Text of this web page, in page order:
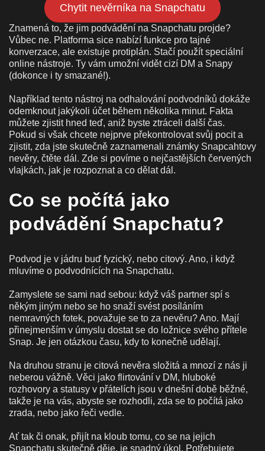
Chytit nevěrníka na Snapchatu
Znamená to, že jim podvádění na Snapchatu projde?
Vůbec ne. Platforma sice nabízí funkce pro tajné
konverzace, ale existuje protiplán. Stačí použít speciální
online nástroje. Ty vám umožní vidět cizí DM a Snapy
(dokonce i ty smazané!).
Například tento nástroj na odhalování podvodníků dokáže
odemknout jakýkoli účet během několika minut. Fakta
můžete zjistit hned teď, aniž byste ztráceli další čas.
Pokud si však chcete nejprve překontrolovat svůj pocit a
zjistit, zda jste skutečně zaznamenali známky Snapcahtovy
nevěry, čtěte dál. Zde si povíme o nejčastějších červených
vlajkách, jak je rozpoznat a co dělat dál.
Co se počítá jako
podvádění Snapchatu?
Podvod je v jádru buď fyzický, nebo citový. Ano, i když
mluvíme o podvodnících na Snapchatu.
Zamyslete se sami nad sebou: když váš partner spí s
někým jiným nebo se ho snaží svést posíláním
nemravných fotek, považuje se to za nevěru? Ano. Mají
přinejmenším v úmyslu dostat se do ložnice svého přítele
Snap. Je jen otázkou času, kdy to konečně udělají.
Na druhou stranu je citová nevěra složitá a mnozí z nás ji
neberou vážně. Věci jako flirtování v DM, hluboké
rozhovory a statusy v přátelích jsou v dnešní době běžné,
takže je na vás, abyste se rozhodli, zda se to počítá jako
zrada, nebo jako řeči vedle.
Ať tak či onak, přijít na kloub tomu, co se na jejich
Snapchatu skutečně děje, je snadný úkol. Potřebujete